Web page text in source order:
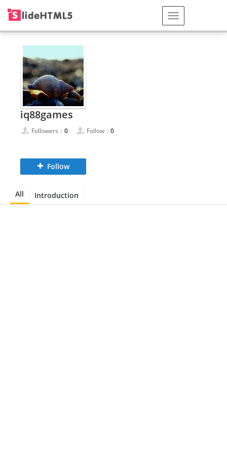
iq88games
Followers： 0 Follow： 0
Follow
All Introduction